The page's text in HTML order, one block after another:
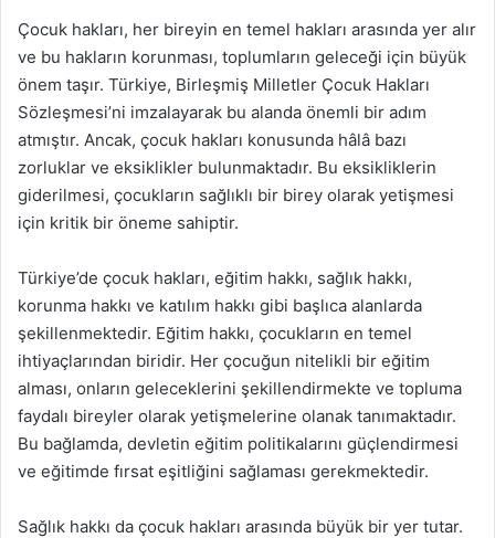
Çocuk hakları, her bireyin en temel hakları arasında yer alır
ve bu hakların korunması, toplumların geleceği için büyük
önem taşır. Türkiye, Birleşmiş Milletler Çocuk Hakları
Sözleşmesi’ni imzalayarak bu alanda önemli bir adım
atmıştır. Ancak, çocuk hakları konusunda hâlâ bazı
zorluklar ve eksiklikler bulunmaktadır. Bu eksikliklerin
giderilmesi, çocukların sağlıklı bir birey olarak yetişmesi
için kritik bir öneme sahiptir.
Türkiye’de çocuk hakları, eğitim hakkı, sağlık hakkı,
korunma hakkı ve katılım hakkı gibi başlıca alanlarda
şekillenmektedir. Eğitim hakkı, çocukların en temel
ihtiyaçlarından biridir. Her çocuğun nitelikli bir eğitim
alması, onların geleceklerini şekillendirmekte ve topluma
faydalı bireyler olarak yetişmelerine olanak tanımaktadır.
Bu bağlamda, devletin eğitim politikalarını güçlendirmesi
ve eğitimde fırsat eşitliğini sağlaması gerekmektedir.
Sağlık hakkı da çocuk hakları arasında büyük bir yer tutar.